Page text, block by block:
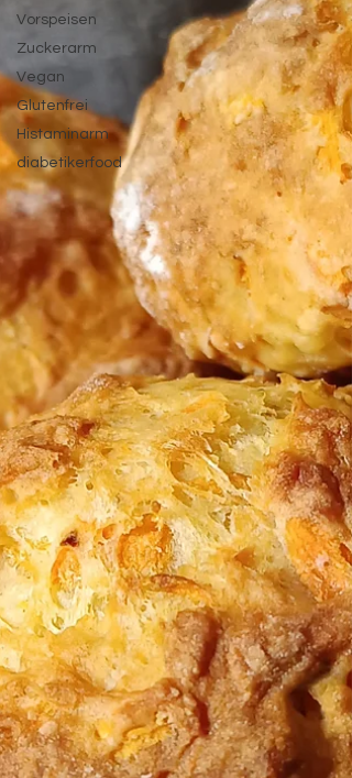
Vorspeisen
Zuckerarm
Vegan
Glutenfrei
Histaminarm
diabetikerfood